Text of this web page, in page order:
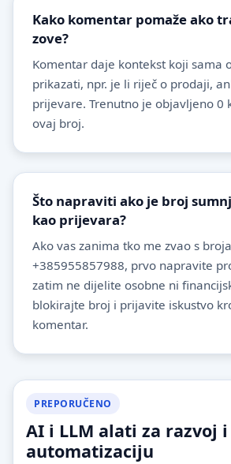
Kako komentar pomaže ako
zove?
Komentar daje kontekst koji sama
prikazati, npr. je li riječ o prodaji,
prijevare. Trenutno je objavljeno 0
ovaj broj.
Što napraviti ako je broj
kao prijevara?
Ako vas zanima tko me zvao s broja
+385955857988, prvo napravite
zatim ne dijelite osobne ni
blokirajte broj i prijavite iskustvo
komentar.
PREPORUČENO
AI i LLM alati za razvoj i
automatizaciju